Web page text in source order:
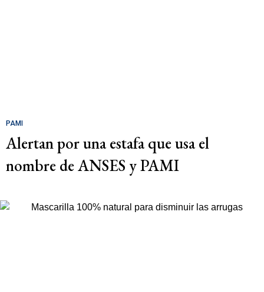
PAMI
Alertan por una estafa que usa el
nombre de ANSES y PAMI